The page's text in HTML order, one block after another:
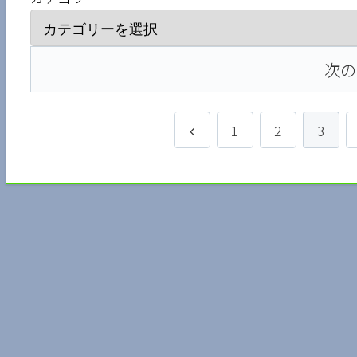
次
1 2 3